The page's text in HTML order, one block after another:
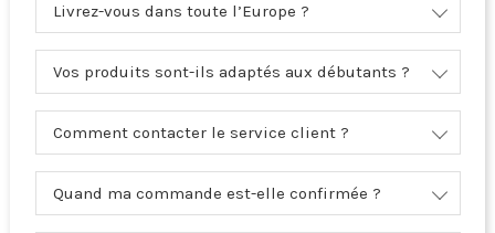
Livrez-vous dans toute l’Europe ?
Vos produits sont-ils adaptés aux débutants ?
Comment contacter le service client ?
Quand ma commande est-elle confirmée ?